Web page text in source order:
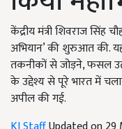
केंद्रीय मंत्री शिवराज सिंह
अभियान’ की शुरुआत की.
तकनीकों से जोड़ने, फसल
के उद्देश्य से पूरे भारत में
अपील की गई.